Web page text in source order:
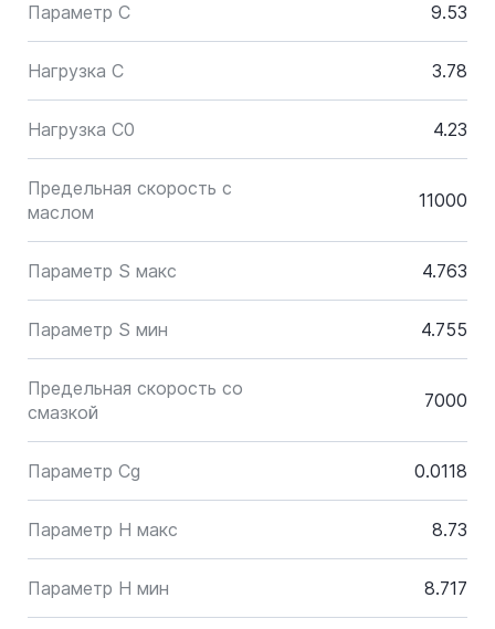
Параметр C 9.53
Нагрузка C 3.78
Нагрузка C0 4.23
Предельная скорость с
маслом
11000
Параметр S макс 4.763
Параметр S мин 4.755
Предельная скорость со
смазкой
7000
Параметр Cg 0.0118
Параметр H макс 8.73
Параметр H мин 8.717